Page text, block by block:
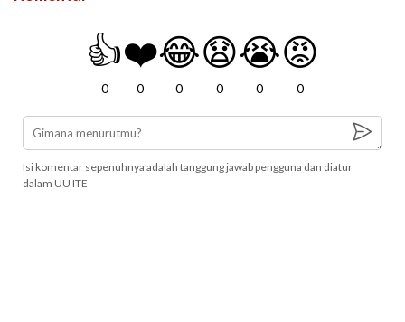
👍
0
❤️
0
😂
0
😧
0
😭
0
😡
0
Isi komentar sepenuhnya adalah tanggung jawab pengguna dan diatur
dalam UU ITE